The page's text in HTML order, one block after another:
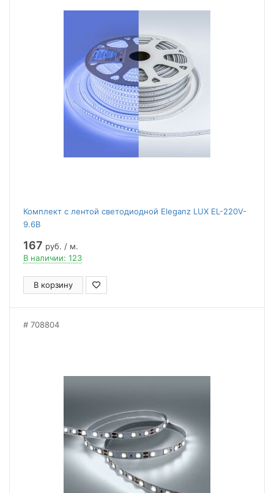
Комплект с лентой светодиодной Eleganz LUX EL-220V-
9.6B
167 руб. / м.
В наличии: 123
В корзину
708804